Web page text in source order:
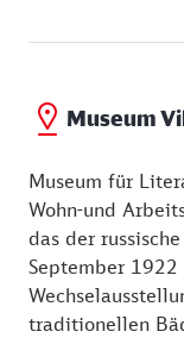
Museum
Museum für
Wohn-und
das der
September 1922
traditionellen